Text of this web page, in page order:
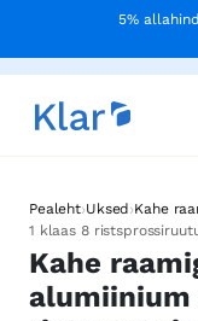
5%
Pealeht›Uksed ›Kahe
1 klaas 8
Kahe
alumiinium